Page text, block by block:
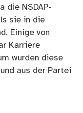
die NSDAP-
sie in die
Einige von
Karriere
wurden diese
aus der Partei